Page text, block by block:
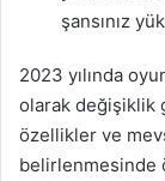
şansınız
2023 yılında
olarak değişiklik
özellikler ve
belirlenmesinde